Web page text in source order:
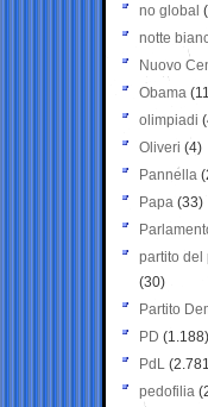
no global
notte
Nuovo
Obama
olimpiadi
Oliveri (4)
Pannella
Papa (33)
partito del
(30)
Partito
PD (1.188)
PdL
pedofilia